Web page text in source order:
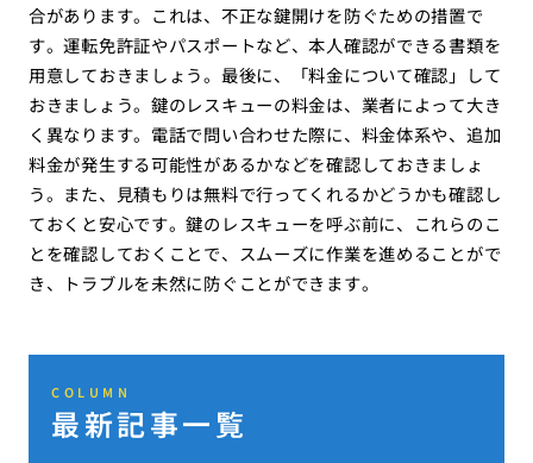
合があります。これは、不正な鍵開けを防ぐための措置で
す。運転免許証やパスポートなど、本人確認ができる書類を
用意しておきましょう。最後に、「料金について確認」して
おきましょう。鍵のレスキューの料金は、業者によって大き
く異なります。電話で問い合わせた際に、料金体系や、追加
料金が発生する可能性があるかなどを確認しておきましょ
う。また、見積もりは無料で行ってくれるかどうかも確認し
ておくと安心です。鍵のレスキューを呼ぶ前に、これらのこ
とを確認しておくことで、スムーズに作業を進めることがで
き、トラブルを未然に防ぐことができます。
COLUMN
最新記事一覧